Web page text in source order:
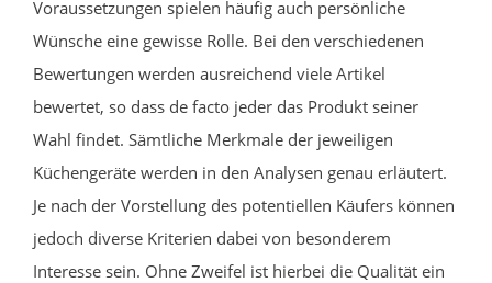
Voraussetzungen spielen häufig auch persönliche
Wünsche eine gewisse Rolle. Bei den verschiedenen
Bewertungen werden ausreichend viele Artikel
bewertet, so dass de facto jeder das Produkt seiner
Wahl findet. Sämtliche Merkmale der jeweiligen
Küchengeräte werden in den Analysen genau erläutert.
Je nach der Vorstellung des potentiellen Käufers können
jedoch diverse Kriterien dabei von besonderem
Interesse sein. Ohne Zweifel ist hierbei die Qualität ein